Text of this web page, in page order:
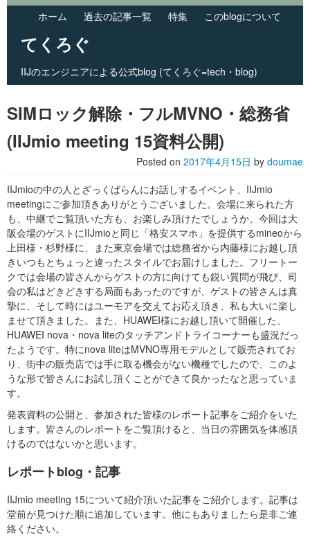
ホーム 過去の記事一覧 特集 このblogについて
てくろぐ
IIJのエンジニアによる公式blog (てくろぐ=tech・blog)
Main menu
SIMロック解除・フルMVNO・総務省
(IIJmio meeting 15資料公開)
Posted on 2017年4月15日 by doumae
IIJmioの中の人とざっくばらんにお話しするイベント、IIJmio
meetingにご参加頂きありがとうございました。会場に来られた方
も、中継でご覧頂いた方も、お楽しみ頂けたでしょうか。今回は大
阪会場のゲストにIIJmioと同じ「格安スマホ」を提供するmineoから
上田様・杉野様に、また東京会場では総務省から内藤様にお越し頂
きいつもとちょっと違ったスタイルでお届けしました。フリートー
クでは会場の皆さんからゲストの方に向けても鋭い質問が飛び、司
会の私はどきどきする局面もあったのですが、ゲストの皆さんは真
摯に、そして時にはユーモアを交えてお応え頂き、私も大いに楽し
ませて頂きました。また、HUAWEI様にお越し頂いて開催した、
HUAWEI nova・nova liteのタッチアンドトライコーナーも盛況だっ
たようです。特にnova liteはMVNO専用モデルとして販売されてお
り、街中の販売店では手に取る機会がない機種でしたので、このよ
うな形で皆さんにお試し頂くことができて良かったなと思っていま
す。
発表資料の公開と、参加された皆様のレポート記事をご紹介をいた
します。皆さんのレポートをご覧頂けると、当日の雰囲気を体感頂
けるのではないかと思います。
レポートblog・記事
IIJmio meeting 15について紹介頂いた記事をご紹介します。記事は
堂前が見つけた順に追加しています。他にもありましたら是非ご連
絡ください。